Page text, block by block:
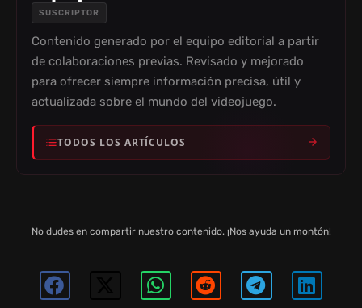
SUSCRIPTOR
Contenido generado por el equipo editorial a partir
de colaboraciones previas. Revisado y mejorado
para ofrecer siempre información precisa, útil y
actualizada sobre el mundo del videojuego.
TODOS LOS ARTÍCULOS
No dudes en compartir nuestro contenido. ¡Nos ayuda un montón!